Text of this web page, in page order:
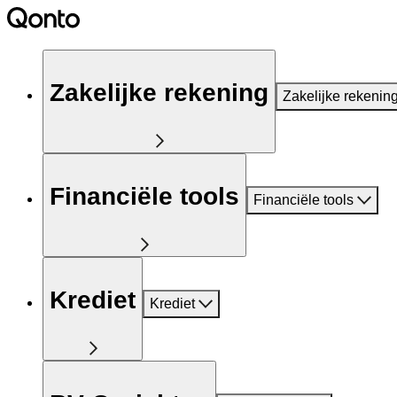
Zakelijke rekening Zakelijke
Financiële tools Financiële tools
Krediet Krediet